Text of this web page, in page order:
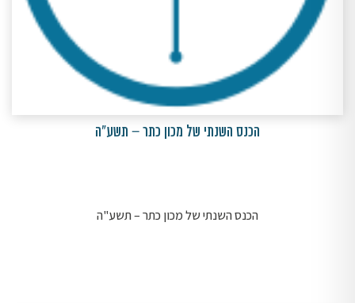
הכנס השנתי של מכון כתר – תשע"ה
הכנס השנתי של מכון כתר – תשע"ה